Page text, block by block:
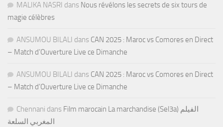
MALIKA NASRI dans Nous révélons les secrets de six tours de
magie célèbres
ANSUMOU BILALI dans CAN 2025 : Maroc vs Comores en Direct
– Match d’Ouverture Live ce Dimanche
ANSUMOU BILALI dans CAN 2025 : Maroc vs Comores en Direct
– Match d’Ouverture Live ce Dimanche
Chennani dans Film marocain La marchandise (Sel3a) الفيلم
المغربي السلعة